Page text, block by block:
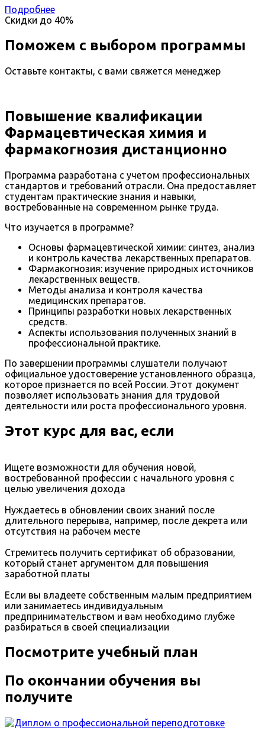
Подробнее
Скидки до 40%
Поможем с выбором программы
Оставьте контакты, с вами свяжется менеджер
Повышение квалификации
Фармацевтическая химия и
фармакогнозия дистанционно
Программа разработана с учетом профессиональных
стандартов и требований отрасли. Она предоставляет
студентам практические знания и навыки,
востребованные на современном рынке труда.
Что изучается в программе?
Основы фармацевтической химии: синтез, анализ
и контроль качества лекарственных препаратов.
Фармакогнозия: изучение природных источников
лекарственных веществ.
Методы анализа и контроля качества
медицинских препаратов.
Принципы разработки новых лекарственных
средств.
Аспекты использования полученных знаний в
профессиональной практике.
По завершении программы слушатели получают
официальное удостоверение установленного образца,
которое признается по всей России. Этот документ
позволяет использовать знания для трудовой
деятельности или роста профессионального уровня.
Этот курс для вас, если
Ищете возможности для обучения новой,
востребованной профессии с начального уровня с
целью увеличения дохода
Нуждаетесь в обновлении своих знаний после
длительного перерыва, например, после декрета или
отсутствия на рабочем месте
Стремитесь получить сертификат об образовании,
который станет аргументом для повышения
заработной платы
Если вы владеете собственным малым предприятием
или занимаетесь индивидуальным
предпринимательством и вам необходимо глубже
разбираться в своей специализации
Посмотрите учебный план
По окончании обучения вы
получите